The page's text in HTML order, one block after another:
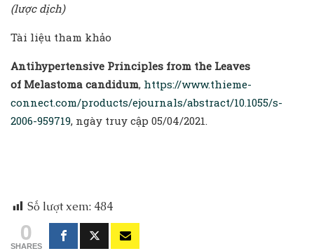
(lược dịch)
Tài liệu tham khảo
Antihypertensive Principles from the Leaves
of Melastoma candidum, https://www.thieme-
connect.com/products/ejournals/abstract/10.1055/s-
2006-959719, ngày truy cập 05/04/2021.
Số lượt xem: 484
0
SHARES